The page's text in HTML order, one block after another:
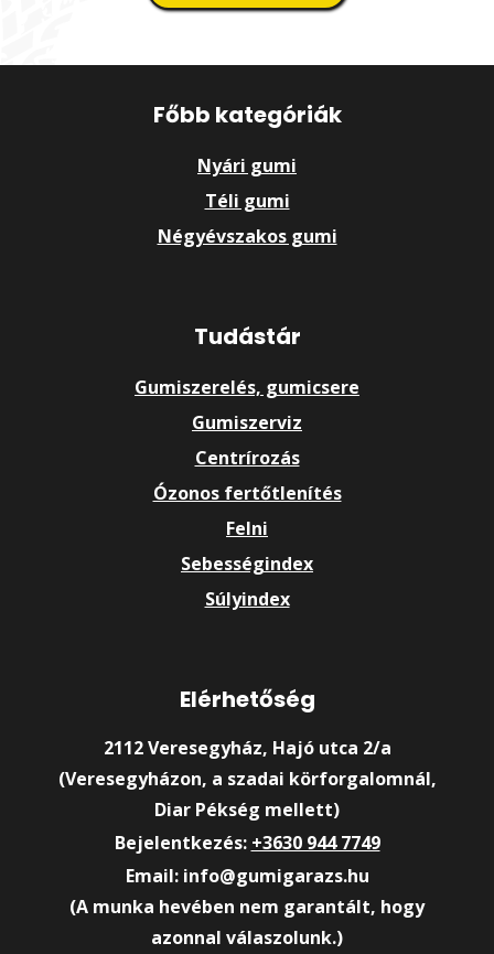
Főbb kategóriák
Nyári gumi
Téli gumi
Négyévszakos gumi
Tudástár
Gumiszerelés, gumicsere
Gumiszerviz
Centrírozás
Ózonos fertőtlenítés
Felni
Sebességindex
Súlyindex
Elérhetőség
2112 Veresegyház, Hajó utca 2/a
(Veresegyházon, a szadai körforgalomnál,
Diar Pékség mellett)
Bejelentkezés: +3630 944 7749
Email: info@gumigarazs.hu
(A munka hevében nem garantált, hogy
azonnal válaszolunk.)